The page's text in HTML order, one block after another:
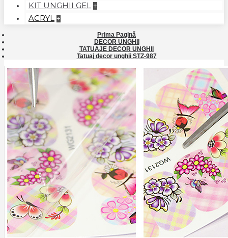
KIT UNGHII GEL +
ACRYL +
Prima Pagină
DECOR UNGHII
TATUAJE DECOR UNGHII
Tatuaj decor unghii STZ-987